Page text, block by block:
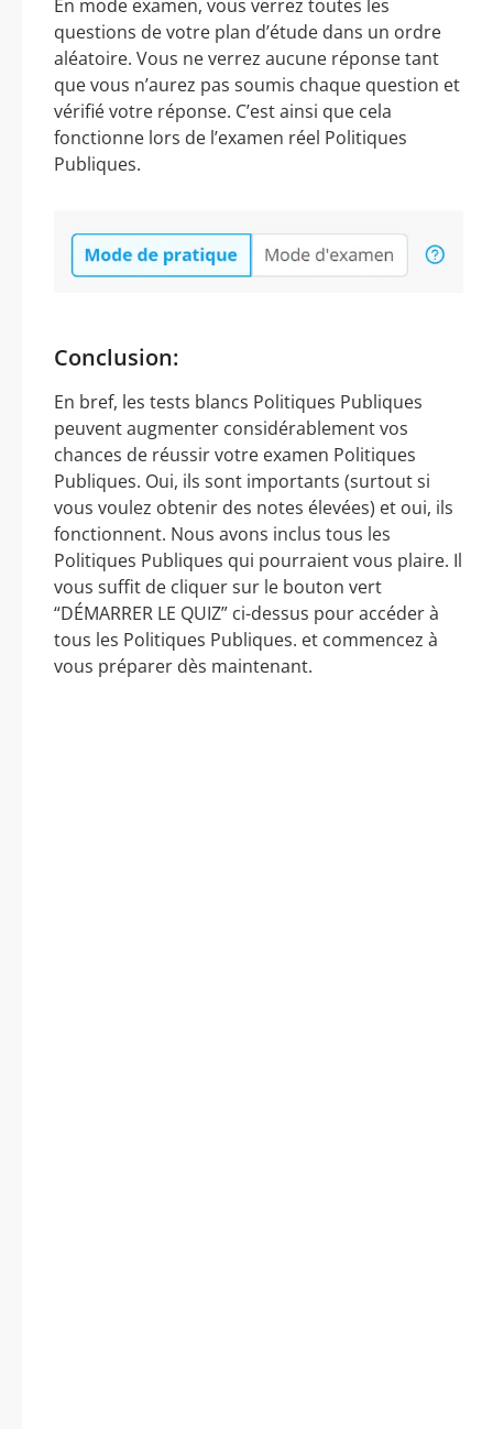
En mode examen, vous verrez toutes les
questions de votre plan d’étude dans un ordre
aléatoire. Vous ne verrez aucune réponse tant
que vous n’aurez pas soumis chaque question et
vérifié votre réponse. C’est ainsi que cela
fonctionne lors de l’examen réel Politiques
Publiques.
Conclusion:
En bref, les tests blancs Politiques Publiques
peuvent augmenter considérablement vos
chances de réussir votre examen Politiques
Publiques. Oui, ils sont importants (surtout si
vous voulez obtenir des notes élevées) et oui, ils
fonctionnent. Nous avons inclus tous les
Politiques Publiques qui pourraient vous plaire. Il
vous suffit de cliquer sur le bouton vert
“DÉMARRER LE QUIZ” ci-dessus pour accéder à
tous les Politiques Publiques. et commencez à
vous préparer dès maintenant.